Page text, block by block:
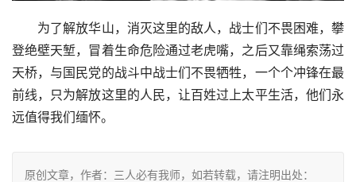
为了解放华山，消灭这里的敌人，战士们不畏困难，攀
登绝壁天堑，冒着生命危险通过老虎嘴，之后又靠绳索荡过
天桥，与国民党的战斗中战士们不畏牺牲，一个个冲锋在最
前线，只为解放这里的人民，让百姓过上太平生活，他们永
远值得我们缅怀。
原创文章，作者：三人必有我师，如若转载，请注明出处：